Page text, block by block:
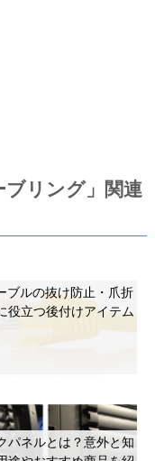
ブリング」関連
ブルの抜け防止・爪折
役立つ後付けアイテム
パネルとは？意外と知